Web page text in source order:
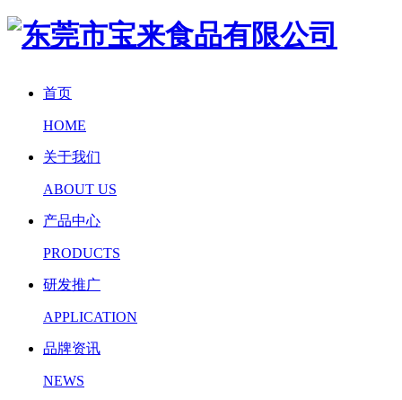
首页
HOME
关于我们
ABOUT US
产品中心
PRODUCTS
研发推广
APPLICATION
品牌资讯
NEWS